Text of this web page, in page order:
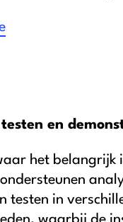
en
het belangrijk
testen in